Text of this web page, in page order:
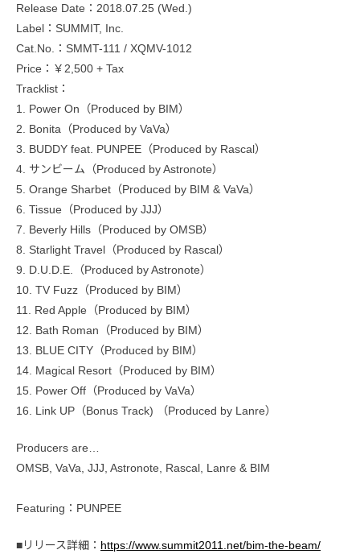
Release Date：2018.07.25 (Wed.)
Label：SUMMIT, Inc.
Cat.No.：SMMT-111 / XQMV-1012
Price：￥2,500 + Tax
Tracklist：
1. Power On（Produced by BIM）
2. Bonita（Produced by VaVa）
3. BUDDY feat. PUNPEE（Produced by Rascal）
4. サンビーム（Produced by Astronote）
5. Orange Sharbet（Produced by BIM & VaVa）
6. Tissue（Produced by JJJ）
7. Beverly Hills（Produced by OMSB）
8. Starlight Travel（Produced by Rascal）
9. D.U.D.E.（Produced by Astronote）
10. TV Fuzz（Produced by BIM）
11. Red Apple（Produced by BIM）
12. Bath Roman（Produced by BIM）
13. BLUE CITY（Produced by BIM）
14. Magical Resort（Produced by BIM）
15. Power Off（Produced by VaVa）
16. Link UP（Bonus Track) （Produced by Lanre）
Producers are…‬
‪‬OMSB, VaVa, JJJ, Astronote, Rascal, Lanre & BIM
Featuring‬：‪PUNPEE‬
■リリース詳細： https://www.summit2011.net/bim-the-beam/